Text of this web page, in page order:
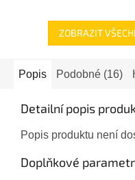
ZOBRAZIT
Popis Podobné (16)
Detailní popis
Popis produktu není
Doplňkové